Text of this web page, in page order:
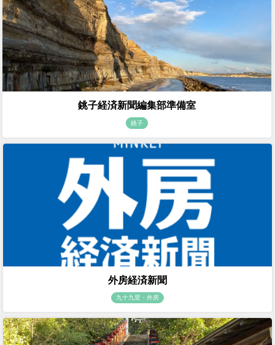
銚子経済新聞編集部準備室
銚子
外房経済新聞
九十九里・外房